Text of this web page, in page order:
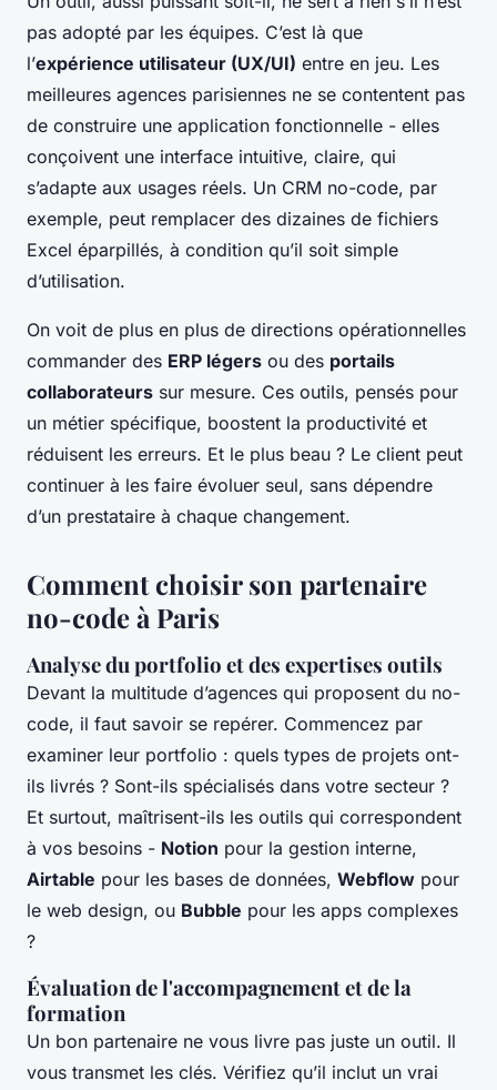
pas adopté par les équipes. C’est là que
l’expérience utilisateur (UX/UI) entre en jeu. Les
meilleures agences parisiennes ne se contentent pas
de construire une application fonctionnelle - elles
conçoivent une interface intuitive, claire, qui
s’adapte aux usages réels. Un CRM no-code, par
exemple, peut remplacer des dizaines de fichiers
Excel éparpillés, à condition qu’il soit simple
d’utilisation.
On voit de plus en plus de directions opérationnelles
commander des ERP légers ou des portails
collaborateurs sur mesure. Ces outils, pensés pour
un métier spécifique, boostent la productivité et
réduisent les erreurs. Et le plus beau ? Le client peut
continuer à les faire évoluer seul, sans dépendre
d’un prestataire à chaque changement.
Comment choisir son partenaire
no-code à Paris
Analyse du portfolio et des expertises outils
Devant la multitude d’agences qui proposent du no-
code, il faut savoir se repérer. Commencez par
examiner leur portfolio : quels types de projets ont-
ils livrés ? Sont-ils spécialisés dans votre secteur ?
Et surtout, maîtrisent-ils les outils qui correspondent
à vos besoins - Notion pour la gestion interne,
Airtable pour les bases de données, Webflow pour
le web design, ou Bubble pour les apps complexes
?
Évaluation de l'accompagnement et de la
formation
Un bon partenaire ne vous livre pas juste un outil. Il
vous transmet les clés. Vérifiez qu’il inclut un vrai